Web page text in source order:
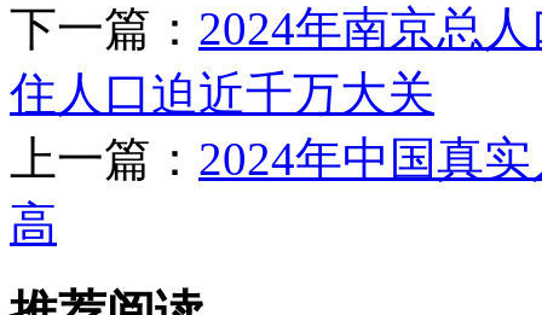
下一篇： 2024年南京总
住人口迫近千万大关
上一篇： 2024年中国真
高